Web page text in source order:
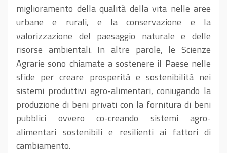
miglioramento della qualità della vita nelle aree
urbane e rurali, e la conservazione e la
valorizzazione del paesaggio naturale e delle
risorse ambientali. In altre parole, le Scienze
Agrarie sono chiamate a sostenere il Paese nelle
sfide per creare prosperità e sostenibilità nei
sistemi produttivi agro-alimentari, coniugando la
produzione di beni privati con la fornitura di beni
pubblici ovvero co-creando sistemi agro-
alimentari sostenibili e resilienti ai fattori di
cambiamento.